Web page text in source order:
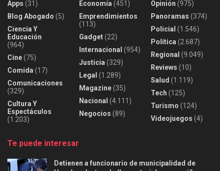
Apps (31)
Blog Abogado (5)
Ciencia Y
Educación
(964)
Cine(75)
Comida (17)
Comunicaciones
(329)
Cultura Y
Espectáculos
(1.203)
Economía (451)
Emprendimientos
(113)
Gadget(22)
Internacional (954)
Justicia (329)
Legal (1.289)
Magazine(35)
Nacional (4.111)
Negocios (89)
Opinión (975)
Panoramas (374)
Policial (1.546)
Política (2.687)
Regional (9.049)
Reviews (10)
Salud (1.119)
Tech (125)
Turismo (124)
Videojuegos (4)
Te puede interesar
Detienen a funcionario de municipalidad de